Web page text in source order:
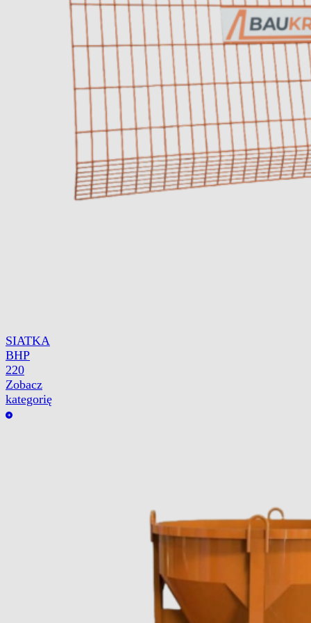
SIATKA
BHP
220
Zobacz
kategorię